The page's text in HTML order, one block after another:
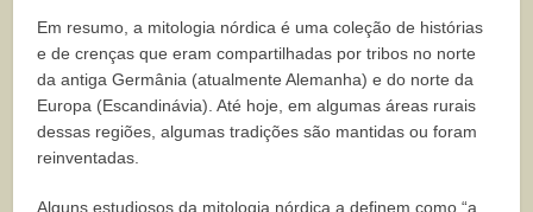
Em resumo, a mitologia nórdica é uma coleção de histórias
e de crenças que eram compartilhadas por tribos no norte
da antiga Germânia (atualmente Alemanha) e do norte da
Europa (Escandinávia). Até hoje, em algumas áreas rurais
dessas regiões, algumas tradições são mantidas ou foram
reinventadas.
Alguns estudiosos da mitologia nórdica a definem como “a